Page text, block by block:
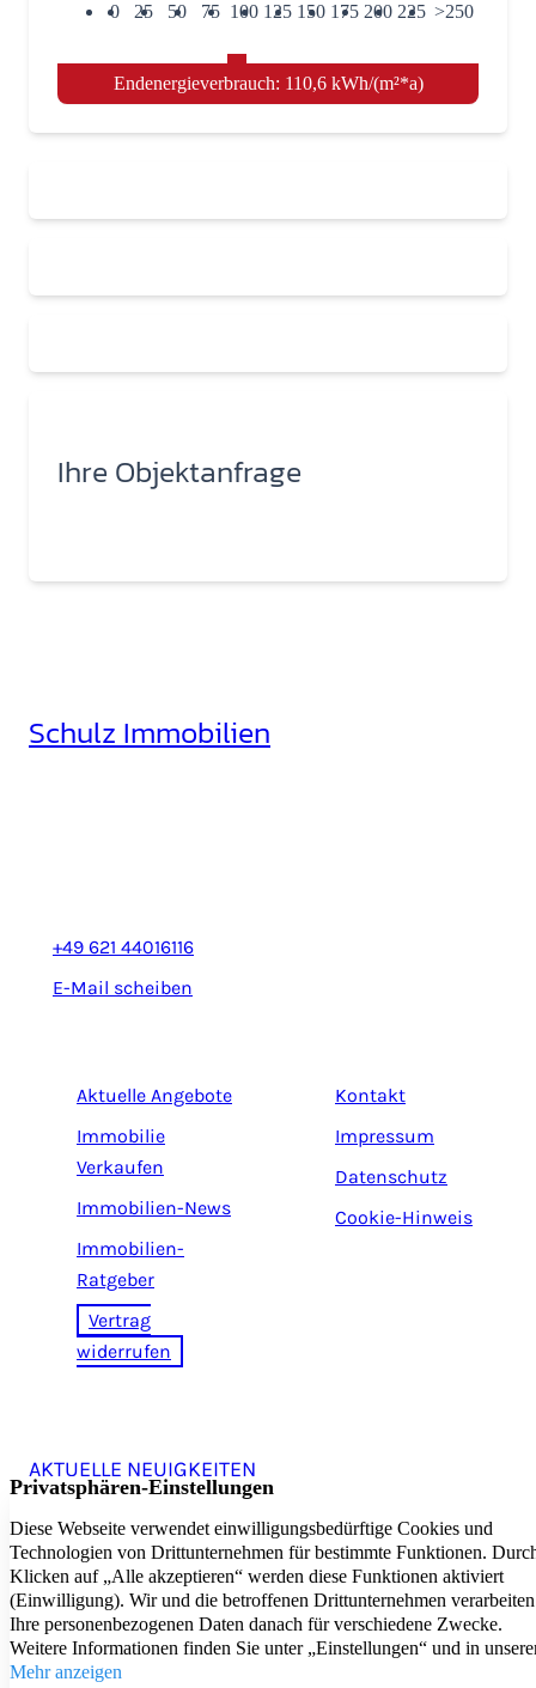
0
25 50 75 100 125 150 175 200 225 >250
Endenergieverbrauch: 110,6 kWh/(m²*a)
Ihre Objektanfrage
Schulz Immobilien
+49 621 44016116
E-Mail scheiben
Aktuelle Angebote
Immobilie
Verkaufen
Immobilien-News
Immobilien-
Ratgeber
Vertrag
widerrufen
Kontakt
Impressum
Datenschutz
Cookie-Hinweis
AKTUELLE NEUIGKEITEN
5,0
Exzellent